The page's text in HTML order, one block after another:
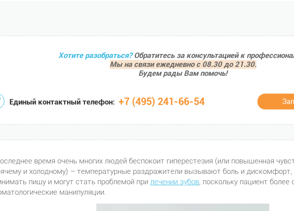
Хотите разобраться?Обратитесь за консультацией к
Мы на связи ежедневно с 08.30 до 21.30.
Будем рады Вам помочь!
Единый контактный телефон: +7 (495) 241-66-54
время очень многих людей беспокоит гиперестезия (или повышенная
и холодному) – температурные раздражители вызывают боль и
пищу и могут стать проблемой при лечении зубов, поскольку пациент более
манипуляции.